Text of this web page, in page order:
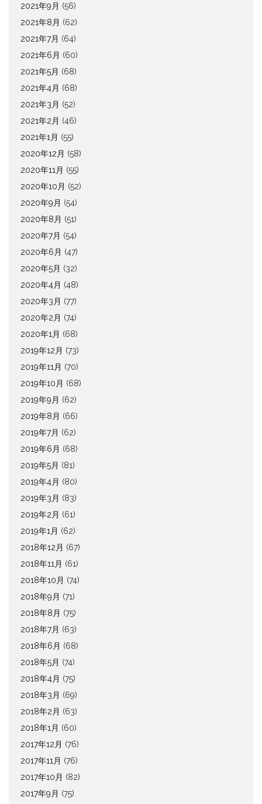
2021年9月 (56)
2021年8月 (62)
2021年7月 (64)
2021年6月 (60)
2021年5月 (68)
2021年4月 (68)
2021年3月 (52)
2021年2月 (46)
2021年1月 (55)
2020年12月 (58)
2020年11月 (55)
2020年10月 (52)
2020年9月 (54)
2020年8月 (51)
2020年7月 (54)
2020年6月 (47)
2020年5月 (32)
2020年4月 (48)
2020年3月 (77)
2020年2月 (74)
2020年1月 (68)
2019年12月 (73)
2019年11月 (70)
2019年10月 (68)
2019年9月 (62)
2019年8月 (66)
2019年7月 (62)
2019年6月 (68)
2019年5月 (81)
2019年4月 (80)
2019年3月 (83)
2019年2月 (61)
2019年1月 (62)
2018年12月 (67)
2018年11月 (61)
2018年10月 (74)
2018年9月 (71)
2018年8月 (75)
2018年7月 (63)
2018年6月 (68)
2018年5月 (74)
2018年4月 (75)
2018年3月 (69)
2018年2月 (63)
2018年1月 (60)
2017年12月 (76)
2017年11月 (76)
2017年10月 (82)
2017年9月 (75)